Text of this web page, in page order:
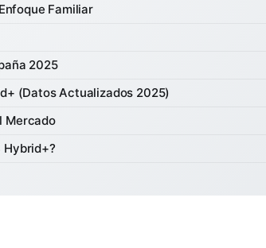
Familiar
2025
(Datos Actualizados 2025)
Mercado
Hybrid+?